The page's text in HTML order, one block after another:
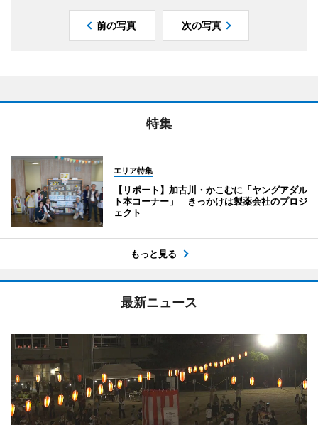
前の写真 次の写真
特集
エリア特集
【リポート】加古川・かこむに「ヤングアダル
ト本コーナー」 きっかけは製薬会社のプロジ
ェクト
もっと見る
最新ニュース